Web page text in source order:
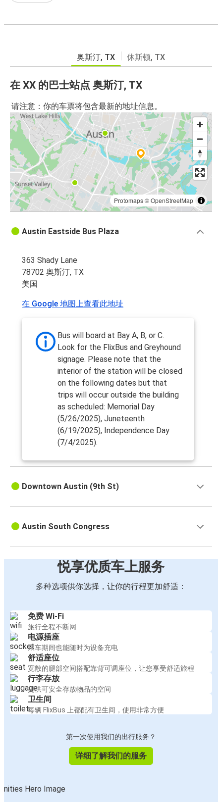
奥斯汀, TX 休斯顿, TX
在 XX 的巴士站点 奥斯汀, TX
请注意：你的车票将包含最新的地址信息。
Protomaps©OpenStreetMap
Austin Eastside Bus Plaza
363 Shady Lane
78702 奥斯汀, TX
美国
在 Google 地图上查看此地址
Bus will board at Bay A, B, or C.
Look for the FlixBus and Greyhound
signage. Please note that the
interior of the station will be closed
on the following dates but that
trips will occur outside the building
as scheduled: Memorial Day
(5/26/2025), Juneteenth
(6/19/2025), Independence Day
(7/4/2025).
Downtown Austin (9th St)
Austin South Congress
悦享优质车上服务
多种选项供你选择，让你的行程更加舒适：
免费 Wi-Fi
旅行全程不断网
电源插座
乘车期间也能随时为设备充电
舒适座位
宽敞的腿部空间搭配靠背可调座位，让您享受舒适旅程
行李存放
提供可安全存放物品的空间
卫生间
每辆 FlixBus 上都配有卫生间，使用非常方便
第一次使用我们的出行服务？
详细了解我们的服务